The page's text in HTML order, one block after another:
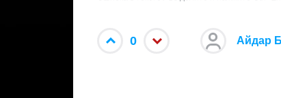
0 Айдар